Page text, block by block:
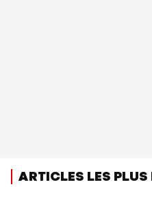
ARTICLES LES PLUS